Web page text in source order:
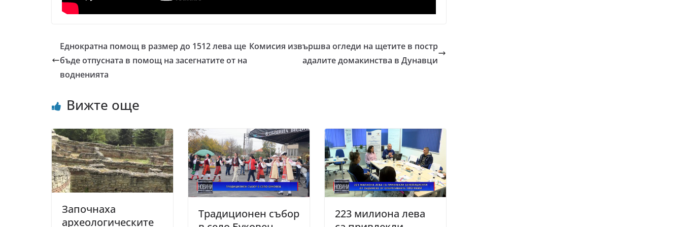
Еднократна помощ в размер до 1512 лева ще
бъде отпусната в помощ на засегнатите от на
водненията
Комисия извършва огледи на щетите в постр
адалите домакинства в Дунавци
Вижте още
Започнаха
археологическите
Традиционен събор
223 милиона лева